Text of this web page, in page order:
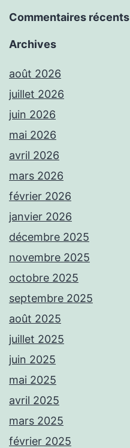
Commentaires récents
Archives
août 2026
juillet 2026
juin 2026
mai 2026
avril 2026
mars 2026
février 2026
janvier 2026
décembre 2025
novembre 2025
octobre 2025
septembre 2025
août 2025
juillet 2025
juin 2025
mai 2025
avril 2025
mars 2025
février 2025